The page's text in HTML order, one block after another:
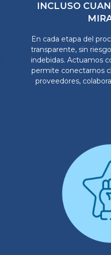
INCLUSO
En cada etapa del
transparente, sin
indebidas. Actuamos
permite conectarnos
proveedores,